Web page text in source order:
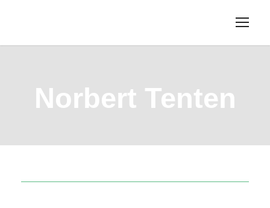
Norbert Tenten